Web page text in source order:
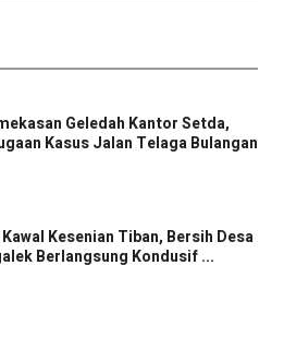
Geledah Kantor Setda,
Kasus Jalan Telaga Bulangan
Kesenian Tiban, Bersih Desa
Berlangsung Kondusif ...